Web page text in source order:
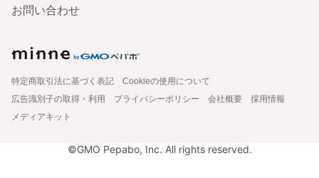
お問い合わせ
特定商取引法に基づく表記
Cookieの使用について
広告識別子の取得・利用
プライバシーポリシー 会社概要
採用情報
メディアキット
©GMO Pepabo, Inc. All rights reserved.